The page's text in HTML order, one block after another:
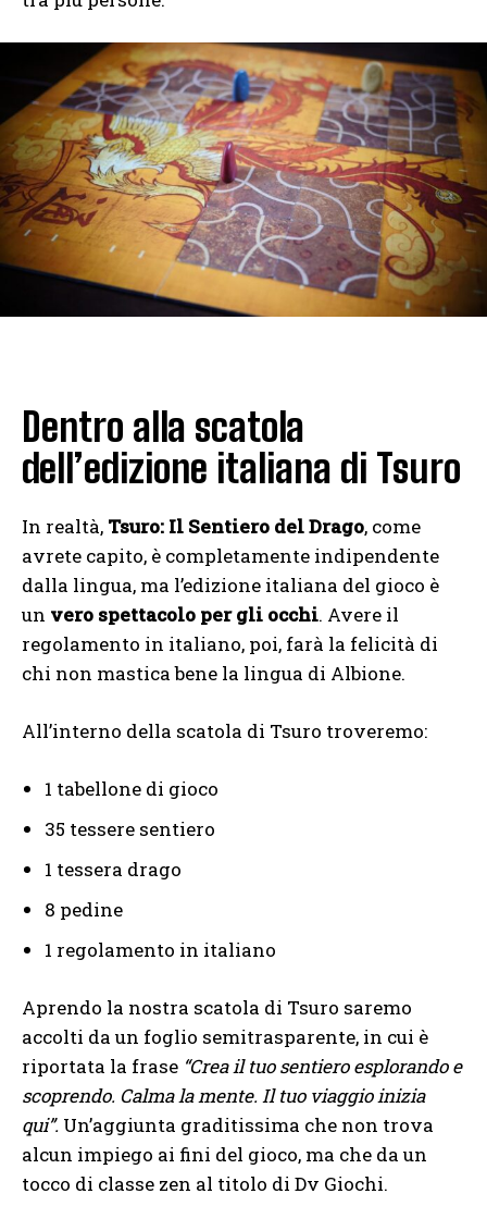
Dentro alla scatola
dell’edizione italiana di Tsuro
In realtà, Tsuro: Il Sentiero del Drago, come
avrete capito, è completamente indipendente
dalla lingua, ma l’edizione italiana del gioco è
un vero spettacolo per gli occhi. Avere il
regolamento in italiano, poi, farà la felicità di
chi non mastica bene la lingua di Albione.
All’interno della scatola di Tsuro troveremo:
1 tabellone di gioco
35 tessere sentiero
1 tessera drago
8 pedine
1 regolamento in italiano
Aprendo la nostra scatola di Tsuro saremo
accolti da un foglio semitrasparente, in cui è
riportata la frase “Crea il tuo sentiero esplorando e
scoprendo. Calma la mente. Il tuo viaggio inizia
qui”. Un’aggiunta graditissima che non trova
alcun impiego ai fini del gioco, ma che da un
tocco di classe zen al titolo di Dv Giochi.